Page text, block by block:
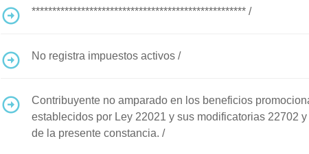
**************************************************** /
No registra impuestos activos /
Contribuyente no amparado en los beneficios
establecidos por Ley 22021 y sus modificatorias 22702
de la presente constancia. /